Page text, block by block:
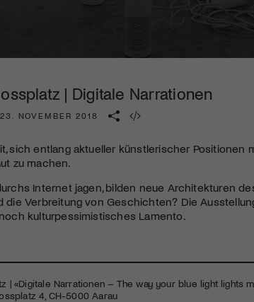
| Digitale Narrationen
NOVEMBER 2018
sich entlang aktueller künstlerischer Positionen
zu machen.
Internet jagen, bilden neue Architekturen
die Verbreitung von Geschichten? Die
kulturpessimistisches Lamento.
| «Digitale Narrationen – The way your blue light lights
4, CH-5000 Aarau
Engagiere dich als Kulturliebhaber:in,
Kulturinstitution und unterstütze unsere Arbeit.
Kulturevents.
Jetzt Mitglied werden